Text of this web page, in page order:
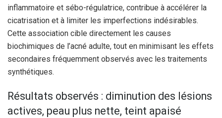
inflammatoire et sébo-régulatrice, contribue à accélérer la
cicatrisation et à limiter les imperfections indésirables.
Cette association cible directement les causes
biochimiques de l’acné adulte, tout en minimisant les effets
secondaires fréquemment observés avec les traitements
synthétiques.
Résultats observés : diminution des lésions
actives, peau plus nette, teint apaisé